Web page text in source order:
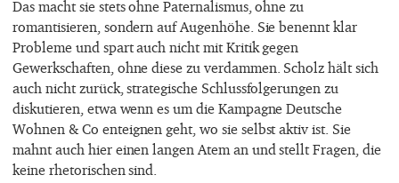
Das macht sie stets ohne Paternalismus, ohne zu
romantisieren, sondern auf Augenhöhe. Sie benennt klar
Probleme und spart auch nicht mit Kritik gegen
Gewerkschaften, ohne diese zu verdammen. Scholz hält sich
auch nicht zurück, strategische Schlussfolgerungen zu
diskutieren, etwa wenn es um die Kampagne Deutsche
Wohnen & Co enteignen geht, wo sie selbst aktiv ist. Sie
mahnt auch hier einen langen Atem an und stellt Fragen, die
keine rhetorischen sind.